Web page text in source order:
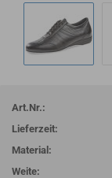
Art.Nr.:
Lieferzeit:
Material:
Weite: